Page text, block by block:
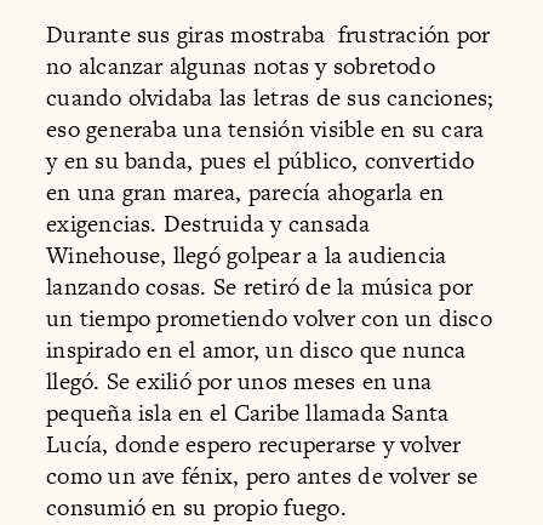
Durante sus giras mostraba frustración por
no alcanzar algunas notas y sobretodo
cuando olvidaba las letras de sus canciones;
eso generaba una tensión visible en su cara
y en su banda, pues el público, convertido
en una gran marea, parecía ahogarla en
exigencias. Destruida y cansada
Winehouse, llegó golpear a la audiencia
lanzando cosas. Se retiró de la música por
un tiempo prometiendo volver con un disco
inspirado en el amor, un disco que nunca
llegó. Se exilió por unos meses en una
pequeña isla en el Caribe llamada Santa
Lucía, donde espero recuperarse y volver
como un ave fénix, pero antes de volver se
consumió en su propio fuego.